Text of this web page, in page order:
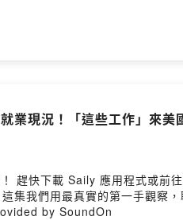
業現況！「這些工作」來美
式或前往https://saily.com/drachi 工程師
集我們用最真實的第一手觀察
by SoundOn